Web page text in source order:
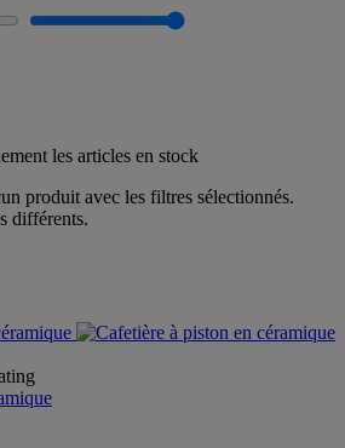
les articles en stock
produit avec les filtres sélectionnés.
différents.